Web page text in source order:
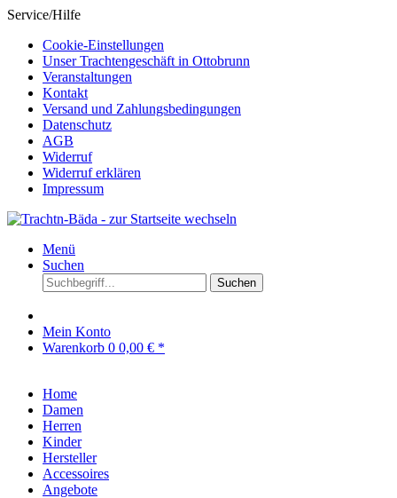
Service/Hilfe
Cookie-Einstellungen
Unser Trachtengeschäft in Ottobrunn
Veranstaltungen
Kontakt
Versand und Zahlungsbedingungen
Datenschutz
AGB
Widerruf
Widerruf erklären
Impressum
Menü
Suchen
Suchen
Mein Konto
Warenkorb 0 0,00 € *
Home
Damen
Herren
Kinder
Hersteller
Accessoires
Angebote